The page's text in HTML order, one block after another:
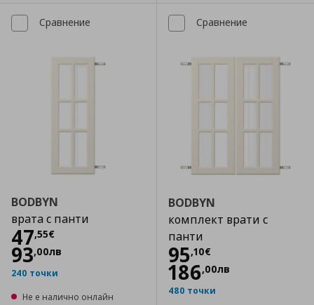
Сравнение
BODBYN
врата с панти
47,55€
Цена
93,00лв
240 точки
Не е налично онлайн
Сравнение
BODBYN
комплект врати с
панти
95,10€
Цена
186,00лв
480 точки